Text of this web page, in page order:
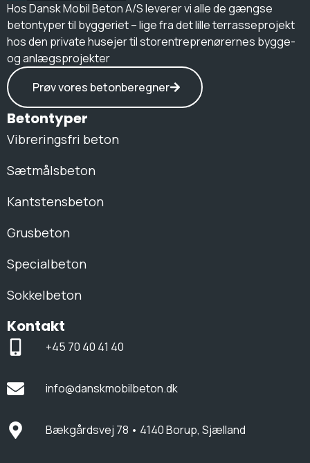
Hos Dansk Mobil Beton A/S leverer vi alle de gængse
betontyper til byggeriet – lige fra det lille terrasseprojekt
hos den private husejer til storentreprenørernes bygge-
og anlægsprojekter
Prøv vores betonberegner
Betontyper
Vibreringsfri beton
Sætmålsbeton
Kantstensbeton
Grusbeton
Specialbeton
Sokkelbeton
Kontakt
+45 70 40 41 40
info@danskmobilbeton.dk
Bækgårdsvej 78 • 4140 Borup, Sjælland